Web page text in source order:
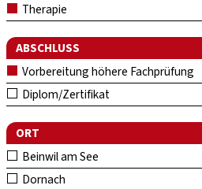
Therapie
ABSCHLUSS
Vorbereitung höhere Fachprüfung
Diplom/Zertifikat
ORT
Beinwil am See
Dornach